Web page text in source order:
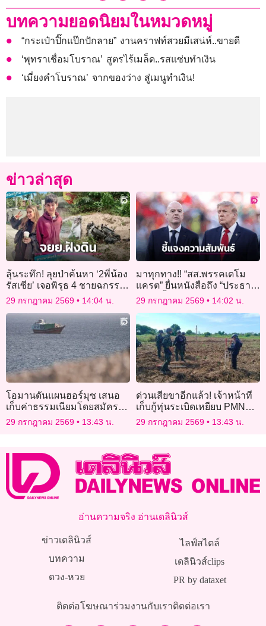
บทความยอดนิยมในหมวดหมู่
“กระเป๋าปิ๊กแป๊กปักลาย” งานคราฟท์สวยมีเสน่ห์..ขายดี
‘พุทราเชื่อมโบราณ’ สูตรไร้เมล็ด..รสแซ่บทำเงิน
‘เมี่ยงคำโบราณ’ จากของว่าง สู่เมนูทำเงิน!
ข่าวล่าสุด
ลุ้นระทึก! ลุยป่าค้นหา ‘2พี่น้อง
รัสเซีย’ เจอพิรุธ 4 ชายฉกรรจ์
ลอบฝังซากจยย.
29 กรกฎาคม 2569 14:04 น.
มาทุกทาง!! “สส.พรรคเดโม
แครต” ยื่นหนังสือถึง “ประธาน
ฟีฟ่า” ชี้แจงความสัมพันธ์
“ทรัมป์”
29 กรกฎาคม 2569 14:02 น.
โอมานดันแผนฮอร์มุซ เสนอ
เก็บค่าธรรมเนียมโดยสมัครใจ
สหรัฐไม่เอาด้วย
29 กรกฎาคม 2569 13:43 น.
ด่วนเสียขาอีกแล้ว! เจ้าหน้าที่
เก็บกู้ทุ่นระเบิดเหยียบ PMN
ชายแดนสระแก้ว
29 กรกฎาคม 2569 13:43 น.
อ่านความจริง อ่านเดลินิวส์
ข่าวเดลินิวส์
บทความ
ดวง-หวย
ไลฟ์สไตล์
เดลินิวส์clips
PR by dataxet
ติดต่อโฆษณาร่วมงานกับเราติดต่อเรา